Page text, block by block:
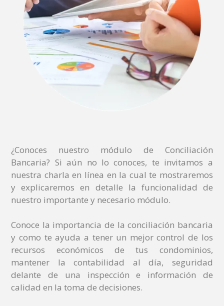
¿Conoces nuestro módulo de Conciliación
Bancaria? Si aún no lo conoces, te invitamos a
nuestra charla en línea en la cual te mostraremos
y explicaremos en detalle la funcionalidad de
nuestro importante y necesario módulo.
Conoce la importancia de la conciliación bancaria
y como te ayuda a tener un mejor control de los
recursos económicos de tus condominios,
mantener la contabilidad al día, seguridad
delante de una inspección e información de
calidad en la toma de decisiones.